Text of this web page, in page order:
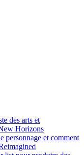
des arts et
Horizons
personnage et comment